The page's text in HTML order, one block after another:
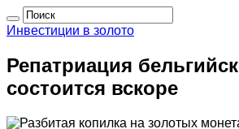
Инвестиции в золото
Репатриация
состоится вскоре